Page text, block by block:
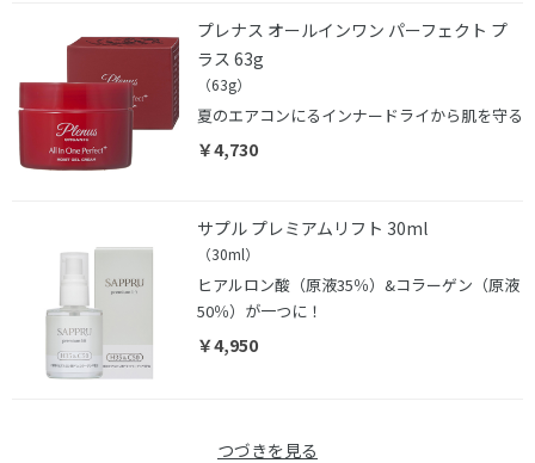
プレナス オールインワン パーフェクト プ
ラス 63g
（63g）
夏のエアコンにるインナードライから肌を守る
￥4,730
サプル プレミアムリフト 30ml
（30ml）
ヒアルロン酸（原液35％）&コラーゲン（原液
50％）が一つに！
￥4,950
つづきを見る